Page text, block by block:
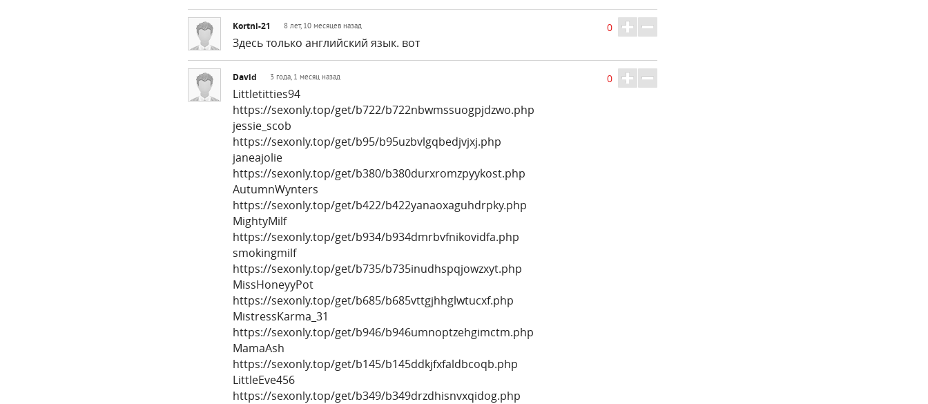
Kortni-21 8 лет, 10 месяцев назад
Здесь только английский язык. вот
0
David 3 года, 1 месяц назад
Littletitties94
https://sexonly.top/get/b722/b722nbwmssuogpjdzwo.php
jessie_scob
https://sexonly.top/get/b95/b95uzbvlgqbedjvjxj.php
janeajolie
https://sexonly.top/get/b380/b380durxromzpyykost.php
AutumnWynters
https://sexonly.top/get/b422/b422yanaoxaguhdrpky.php
MightyMilf
https://sexonly.top/get/b934/b934dmrbvfnikovidfa.php
smokingmilf
https://sexonly.top/get/b735/b735inudhspqjowzxyt.php
MissHoneyyPot
https://sexonly.top/get/b685/b685vttgjhhglwtucxf.php
MistressKarma_31
https://sexonly.top/get/b946/b946umnoptzehgimctm.php
MamaAsh
https://sexonly.top/get/b145/b145ddkjfxfaldbcoqb.php
LittleEve456
https://sexonly.top/get/b349/b349drzdhisnvxqidog.php
0